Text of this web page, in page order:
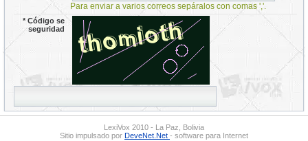
Para enviar a varios correos sepáralos con comas ','.
*Código se
seguridad
LexiVox 2010 - La Paz, Bolivia
Sitio impulsado por DeveNet.Net - software para Internet